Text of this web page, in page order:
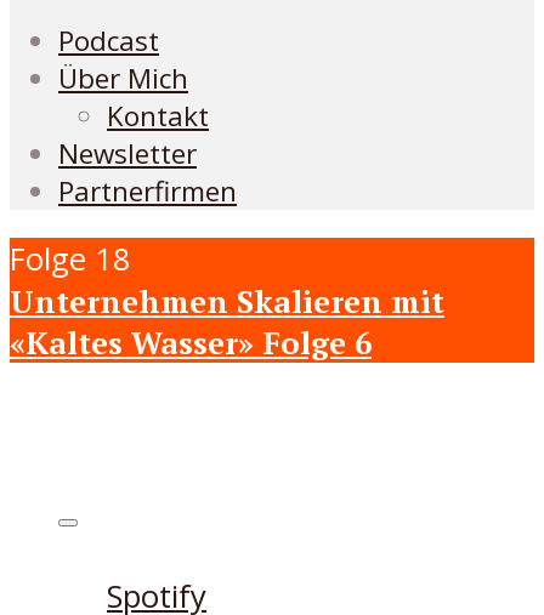
Podcast
Über Mich
Kontakt
Newsletter
Partnerfirmen
Folge 18
Unternehmen Skalieren mit
«Kaltes Wasser» Folge 6
Spotify